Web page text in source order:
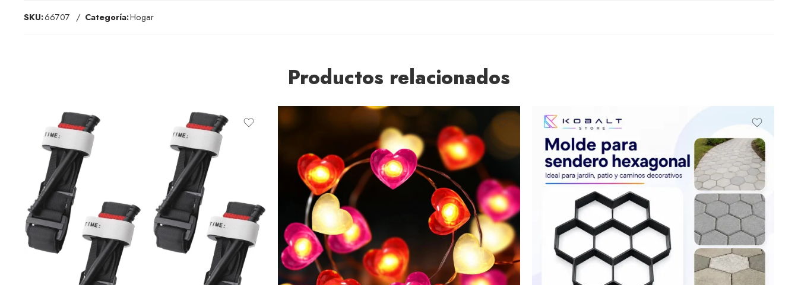
SKU:66707 Categoría:Hogar
Productos relacionados